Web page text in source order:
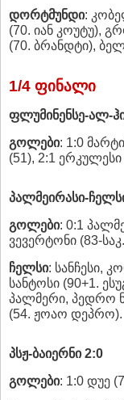
დორტმუნდი:
(70. იან კოუტუ),
(70. ბრანდტი),
1/4 ფინალი
ფლუმინენსე-ალ-
გოლები: 1:0
(51), 2:1 ერკულესი
პალმეირასი-
გოლები: 0:1
ვევერტონი (83-
ჩელსი: სანჩესი,
სანტოსი (90+1.
პალმერი, პედრო
(54. ჟოაო დეპრო).
პსჟ-ბაიერნი 2:0
გოლები: 1:0 დუე